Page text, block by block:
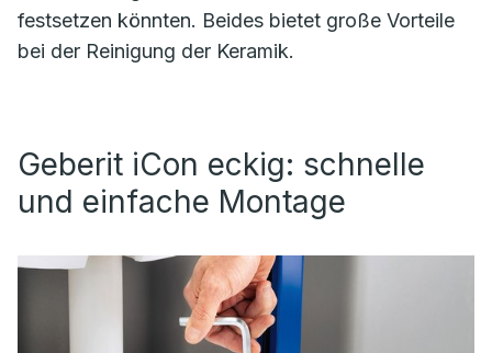
festsetzen könnten. Beides bietet große Vorteile
bei der Reinigung der Keramik.
Geberit iCon eckig: schnelle
und einfache Montage